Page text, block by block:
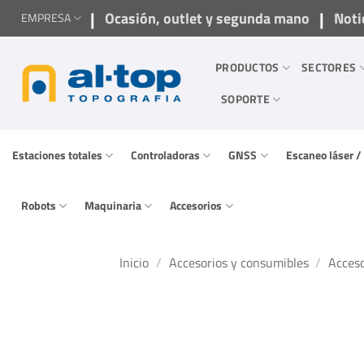
SaltarEMPRESA | Ocasión, outlet y segunda mano |
PRODUCTOS SECTORES
SOPORTE
Estaciones totales Controladoras GNSS Escaneo láser /
Robots Maquinaria Accesorios
Inicio / Accesorios y consumibles /